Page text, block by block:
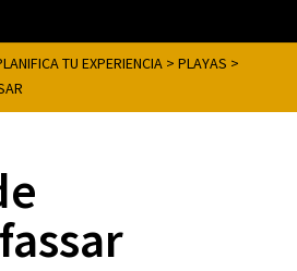
TU EXPERIENCIA> PLAYAS >